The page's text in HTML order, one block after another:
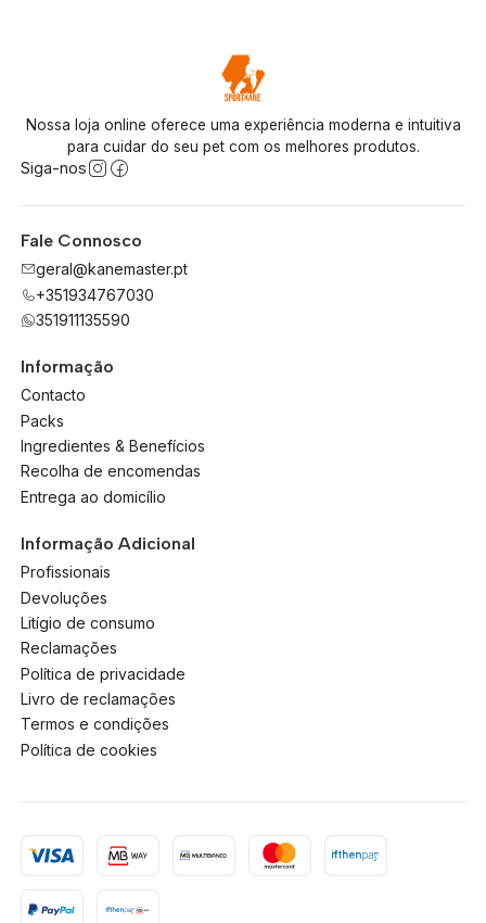
Nossa loja online oferece uma experiência moderna e intuitiva
para cuidar do seu pet com os melhores produtos.
Siga-nos
Fale Connosco
geral@kanemaster.pt
+351934767030
351911135590
Informação
Contacto
Packs
Ingredientes & Benefícios
Recolha de encomendas
Entrega ao domicílio
Informação Adicional
Profissionais
Devoluções
Litígio de consumo
Reclamações
Política de privacidade
Livro de reclamações
Termos e condições
Política de cookies